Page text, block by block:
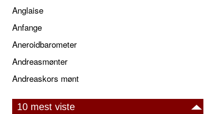
Anglaise
Anfange
Aneroidbarometer
Andreasmønter
Andreaskors mønt
10 mest viste